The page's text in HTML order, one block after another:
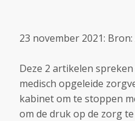
23 november 2021:
Deze 2 artikelen
medisch opgeleide
kabinet om te stoppen
om de druk op de zorg